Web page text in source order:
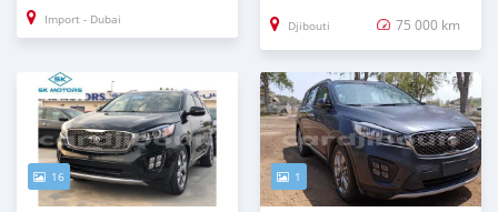
Import - Dubai Djibouti 75 000 km
16 1